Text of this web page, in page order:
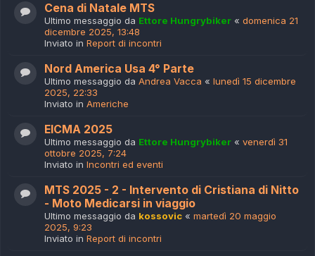
Cena di Natale MTS
Ultimo messaggio da Ettore Hungrybiker « domenica 21
dicembre 2025, 13:48
Inviato in Report di incontri
Nord America Usa 4° Parte
Ultimo messaggio da Andrea Vacca « lunedì 15 dicembre
2025, 22:33
Inviato in Americhe
EICMA 2025
Ultimo messaggio da Ettore Hungrybiker « venerdì 31
ottobre 2025, 7:24
Inviato in Incontri ed eventi
MTS 2025 - 2 - Intervento di Cristiana di Nitto
- Moto Medicarsi in viaggio
Ultimo messaggio da kossovic « martedì 20 maggio
2025, 9:23
Inviato in Report di incontri